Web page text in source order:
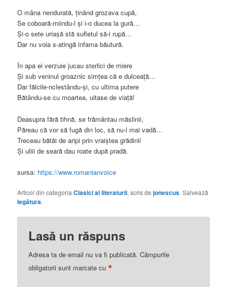
O mâna nendurată, ținând grozava cupă,
Se coboară-miindu-l și i-o ducea la gură…
Și-o sete uriașă stă sufletul să-i rupă…
Dar nu voia s-atingă infama băutură.
În apa ei verzuie jucau sterlici de miere
Și sub veninul groaznic simțea că e dulceață…
Dar fălcile-nclestându-și, cu ultima putere
Bătându-se cu moartea, uitase de viață!
Deasupra fără tihnă, se frământau măslinii,
Păreau că vor să fugă din loc, să nu-l mai vadă…
Treceau bătăi de aripi prin vraiștea grădinii
Și uliii de seară dau roate după pradă.
sursa: https://www.romanianvoice
Articol din categoriaClasici ai literaturii, scris dejonescus. Salvează
legătura.
Lasă un răspuns
Adresa ta de email nu va fi publicată. Câmpurile
obligatorii sunt marcate cu*